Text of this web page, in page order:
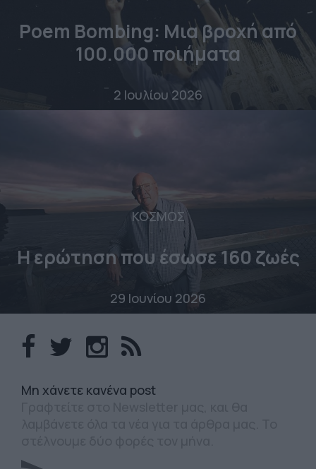
Poem Bombing: Mια βροχή από
100.000 ποιήματα
2 Ιουλίου 2026
ΚΟΣΜΟΣ
Η ερώτηση που έσωσε 160 ζωές
29 Ιουνίου 2026
Mη χάνετε κανένα post